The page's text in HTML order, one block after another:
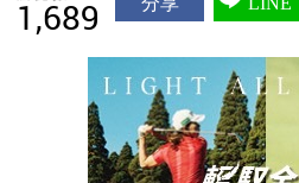
1,689